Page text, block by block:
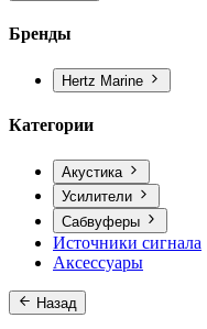
Бренды
Hertz Marine
Категории
Акустика
Усилители
Сабвуферы
Источники сигнала
Аксессуары
Назад